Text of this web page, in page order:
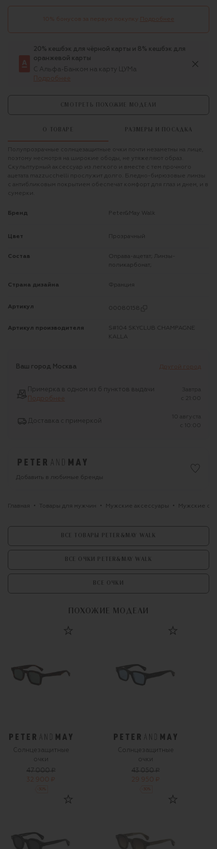
10% бонусов за первую покупку Подробнее
20% кешбэк для чёрной карты и 8% кешбэк для
оранжевой карты
С Альфа-Банком на карту ЦУМа
Подробнее
СМОТРЕТЬ ПОХОЖИЕ МОДЕЛИ
О ТОВАРЕ РАЗМЕРЫ И ПОСАДКА
Полупрозрачные солнцезащитные очки почти незаметны на лице,
поэтому несмотря на широкие ободы, не утяжеляют образ.
Скульптурный аксессуар из легкого и вместе с тем прочного
ацетата mazzucchelli прослужит долго. Бледно-бирюзовые линзы
с антибликовым покрытием обеспечат комфорт для глаз и днем, и в
сумерки.
Бренд Peter&May Walk
Цвет Прозрачный
Состав
Оправа-ацетат; Линзы-
поликарбонат;
Страна дизайна Франция
Артикул 00080158
Артикул производителя
S#104 SKYCLUB CHAMPAGNE
KALLA
Ваш город Москва Другой город
Примерка в одном из 6 пунктов выдачи
Подробнее
Завтра
c 21:00
Доставка с примеркой
10 августа
c 10:00
Добавить в любимые бренды
Главная Товары для мужчин Мужские аксессуары Мужские
ВСЕ ТОВАРЫ PETER&MAY WALK
ВСЕ ОЧКИ PETER&MAY WALK
ВСЕ ОЧКИ
ПОХОЖИЕ МОДЕЛИ
Солнцезащитные
очки
47 000 ₽
32 900 ₽
%
Солнцезащитные
очки
43 050 ₽
29 950 ₽
%